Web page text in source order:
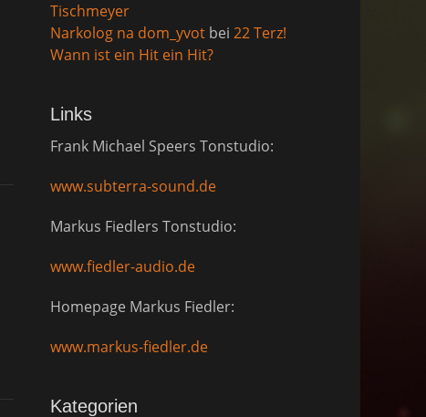
Tischmeyer
Narkolog na dom_yvot bei 22 Terz!
Wann ist ein Hit ein Hit?
Links
Frank Michael Speers Tonstudio:
www.subterra-sound.de
Markus Fiedlers Tonstudio:
www.fiedler-audio.de
Homepage Markus Fiedler:
www.markus-fiedler.de
Kategorien